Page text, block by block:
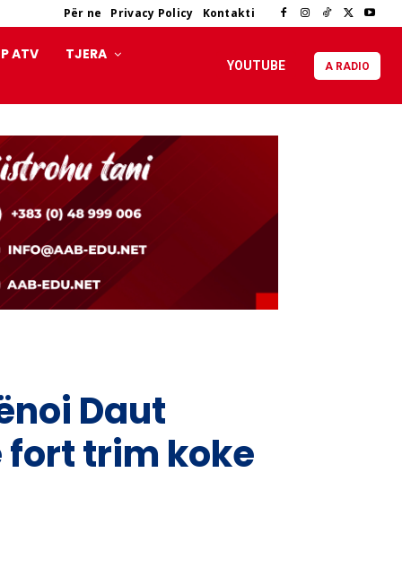
Për ne Privacy Policy Kontakti
ATV TJERA
YOUTUBE A RADIO
Daut
fort trim koke